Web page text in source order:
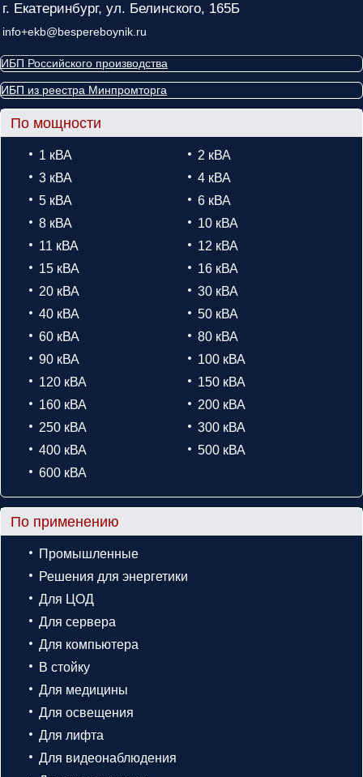
г. Екатеринбург, ул. Белинского, 165Б
info+ekb@bespereboynik.ru
ИБП Российского производства
ИБП из реестра Минпромторга
По мощности
1 кВА
2 кВА
3 кВА
4 кВА
5 кВА
6 кВА
8 кВА
10 кВА
11 кВА
12 кВА
15 кВА
16 кВА
20 кВА
30 кВА
40 кВА
50 кВА
60 кВА
80 кВА
90 кВА
100 кВА
120 кВА
150 кВА
160 кВА
200 кВА
250 кВА
300 кВА
400 кВА
500 кВА
600 кВА
По применению
Промышленные
Решения для энергетики
Для ЦОД
Для сервера
Для компьютера
В стойку
Для медицины
Для освещения
Для лифта
Для видеонаблюдения